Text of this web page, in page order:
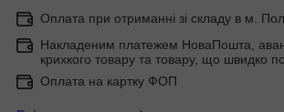
Оплата при отриманні зі складу в м.
Накладеним платежем НоваПошта,
крихкого товару та товару, що швидко
Оплата на картку ФОП